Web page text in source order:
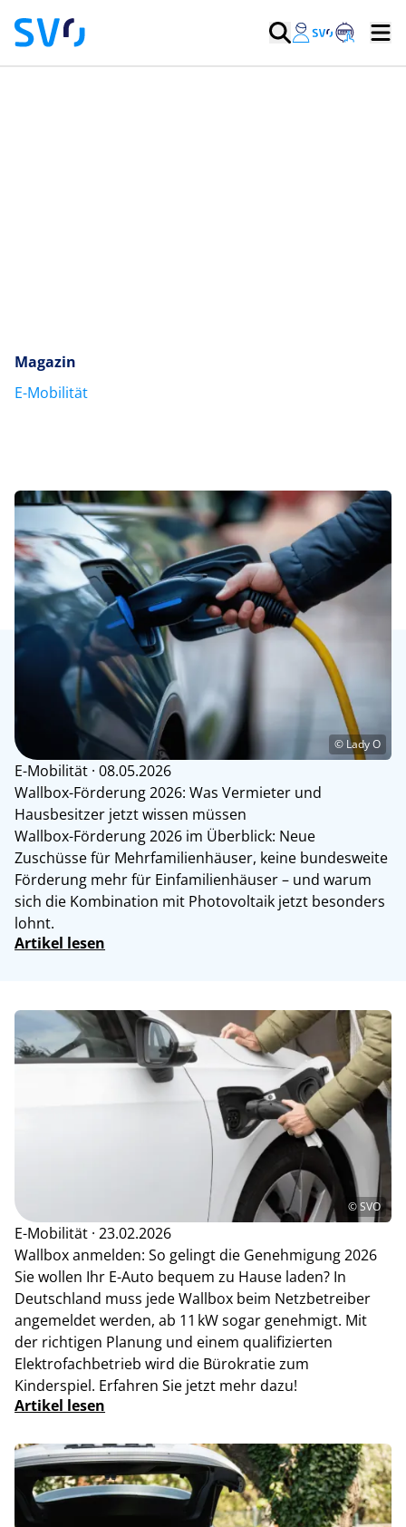
Magazin
E-Mobilität
© Lady O
E-Mobilität · 08.05.2026
Wallbox-Förderung 2026: Was Vermieter und
Hausbesitzer jetzt wissen müssen
Wallbox-Förderung 2026 im Überblick: Neue
Zuschüsse für Mehrfamilienhäuser, keine bundesweite
Förderung mehr für Einfamilienhäuser – und warum
sich die Kombination mit Photovoltaik jetzt besonders
lohnt.
Artikel lesen
© SVO
E-Mobilität · 23.02.2026
Wallbox anmelden: So gelingt die Genehmigung 2026
Sie wollen Ihr E-Auto bequem zu Hause laden? In
Deutschland muss jede Wallbox beim Netzbetreiber
angemeldet werden, ab 11 kW sogar genehmigt. Mit
der richtigen Planung und einem qualifizierten
Elektrofachbetrieb wird die Bürokratie zum
Kinderspiel. Erfahren Sie jetzt mehr dazu!
Artikel lesen